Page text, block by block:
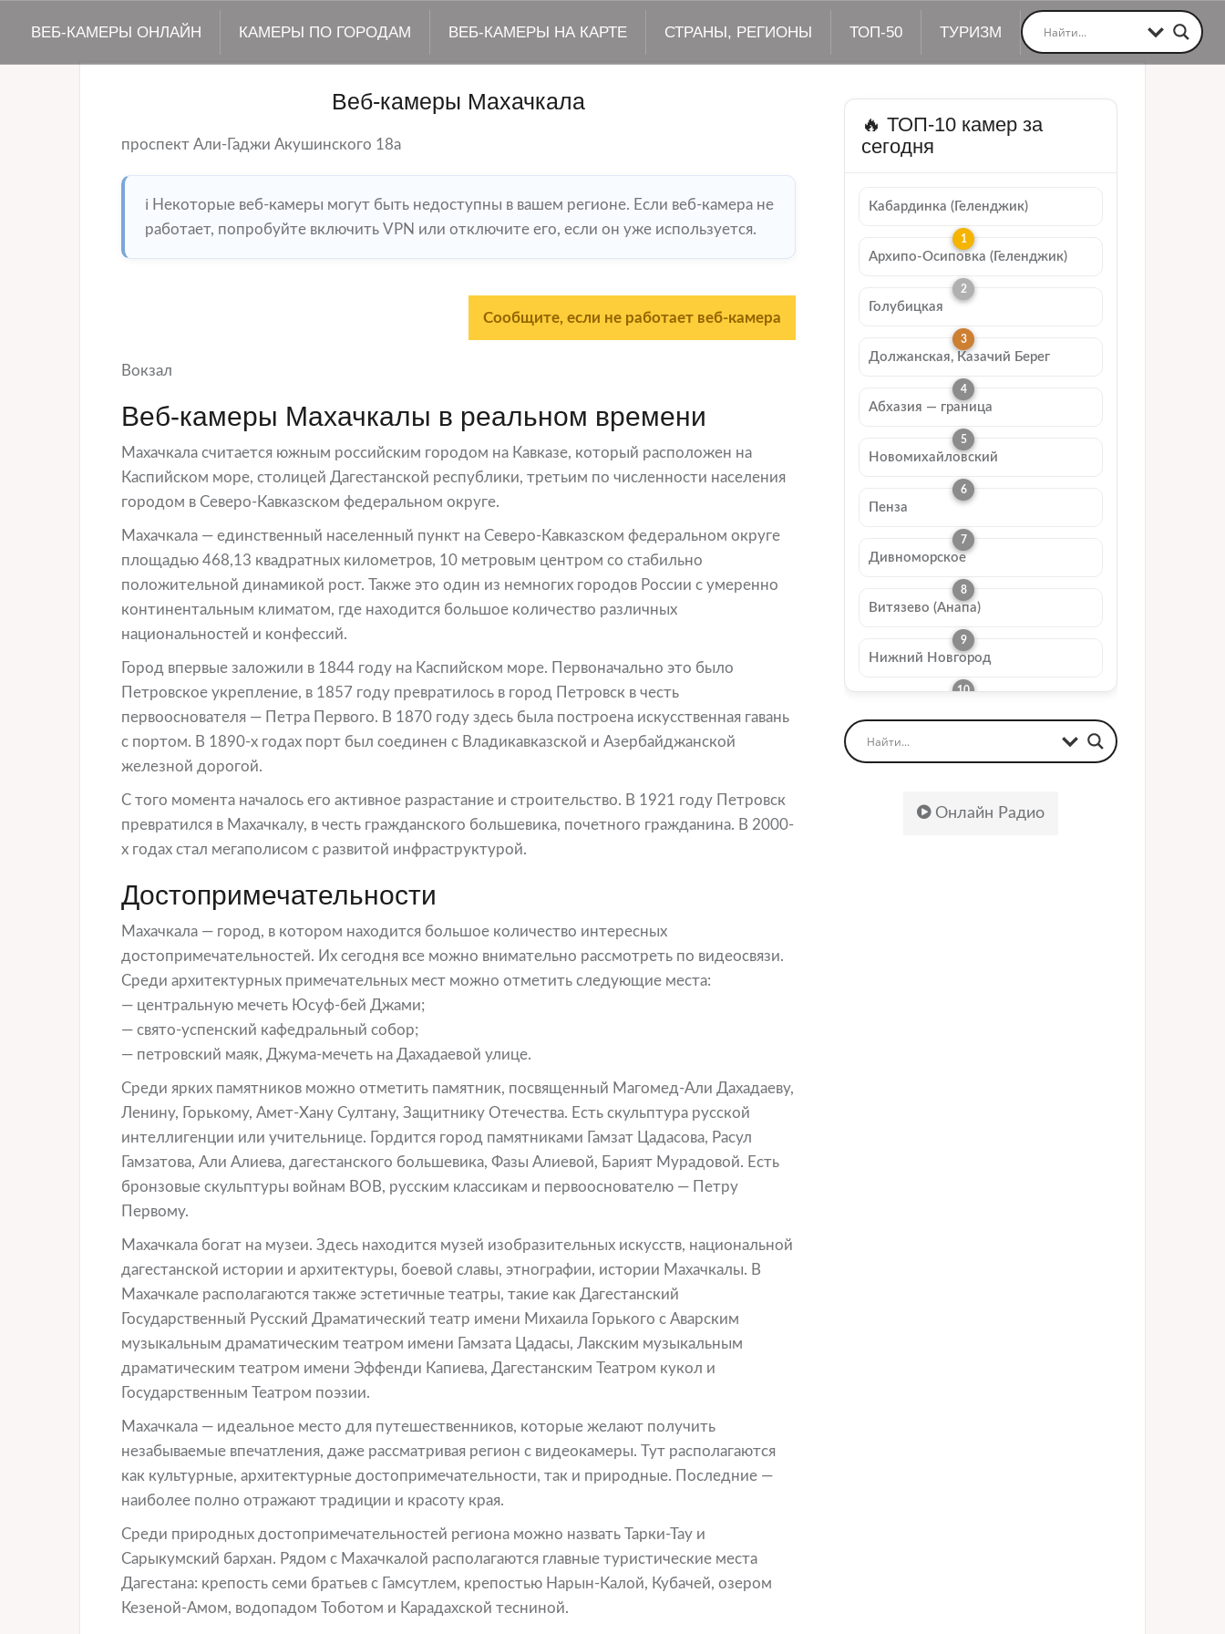
ВЕБ-КАМЕРЫ ОНЛАЙН КАМЕРЫ ПО ГОРОДАМ ВЕБ-КАМЕРЫ НА КАРТЕ СТРАНЫ, РЕГИОНЫ ТОП-50 ТУРИЗМ
Веб-камеры Махачкала
проспект Али-Гаджи Акушинского 18а
ℹ️ Некоторые веб-камеры могут быть недоступны в вашем регионе. Если веб-камера не
работает, попробуйте включить VPN или отключите его, если он уже используется.
Сообщите, если не работает веб-камера
Вокзал
Веб-камеры Махачкалы в реальном времени
Махачкала считается южным российским городом на Кавказе, который расположен на
Каспийском море, столицей Дагестанской республики, третьим по численности населения
городом в Северо-Кавказском федеральном округе.
Махачкала — единственный населенный пункт на Северо-Кавказском федеральном округе
площадью 468,13 квадратных километров, 10 метровым центром со стабильно
положительной динамикой рост. Также это один из немногих городов России с умеренно
континентальным климатом, где находится большое количество различных
национальностей и конфессий.
Город впервые заложили в 1844 году на Каспийском море. Первоначально это было
Петровское укрепление, в 1857 году превратилось в город Петровск в честь
первооснователя — Петра Первого. В 1870 году здесь была построена искусственная гавань
с портом. В 1890-х годах порт был соединен с Владикавказской и Азербайджанской
железной дорогой.
С того момента началось его активное разрастание и строительство. В 1921 году Петровск
превратился в Махачкалу, в честь гражданского большевика, почетного гражданина. В 2000-
х годах стал мегаполисом с развитой инфраструктурой.
Достопримечательности
Махачкала — город, в котором находится большое количество интересных
достопримечательностей. Их сегодня все можно внимательно рассмотреть по видеосвязи.
Среди архитектурных примечательных мест можно отметить следующие места:
— центральную мечеть Юсуф-бей Джами;
— свято-успенский кафедральный собор;
— петровский маяк, Джума-мечеть на Дахадаевой улице.
Среди ярких памятников можно отметить памятник, посвященный Магомед-Али Дахадаеву,
Ленину, Горькому, Амет-Хану Султану, Защитнику Отечества. Есть скульптура русской
интеллигенции или учительнице. Гордится город памятниками Гамзат Цадасова, Расул
Гамзатова, Али Алиева, дагестанского большевика, Фазы Алиевой, Барият Мурадовой. Есть
бронзовые скульптуры войнам ВОВ, русским классикам и первооснователю — Петру
Первому.
Махачкала богат на музеи. Здесь находится музей изобразительных искусств, национальной
дагестанской истории и архитектуры, боевой славы, этнографии, истории Махачкалы. В
Махачкале располагаются также эстетичные театры, такие как Дагестанский
Государственный Русский Драматический театр имени Михаила Горького с Аварским
музыкальным драматическим театром имени Гамзата Цадасы, Лакским музыкальным
драматическим театром имени Эффенди Капиева, Дагестанским Театром кукол и
Государственным Театром поэзии.
Махачкала — идеальное место для путешественников, которые желают получить
незабываемые впечатления, даже рассматривая регион с видеокамеры. Тут располагаются
как культурные, архитектурные достопримечательности, так и природные. Последние —
наиболее полно отражают традиции и красоту края.
Среди природных достопримечательностей региона можно назвать Тарки-Тау и
Сарыкумский бархан. Рядом с Махачкалой располагаются главные туристические места
Дагестана: крепость семи братьев с Гамсутлем, крепостью Нарын-Калой, Кубачей, озером
Кезеной-Амом, водопадом Тоботом и Карадахской тесниной.
🔥 ТОП-10 камер за
сегодня
Кабардинка (Геленджик)
Архипо-Осиповка (Геленджик)
Голубицкая
Должанская, Казачий Берег
Абхазия — граница
Новомихайловский
Пенза
Дивноморское
Витязево (Анапа)
Нижний Новгород
Онлайн Радио